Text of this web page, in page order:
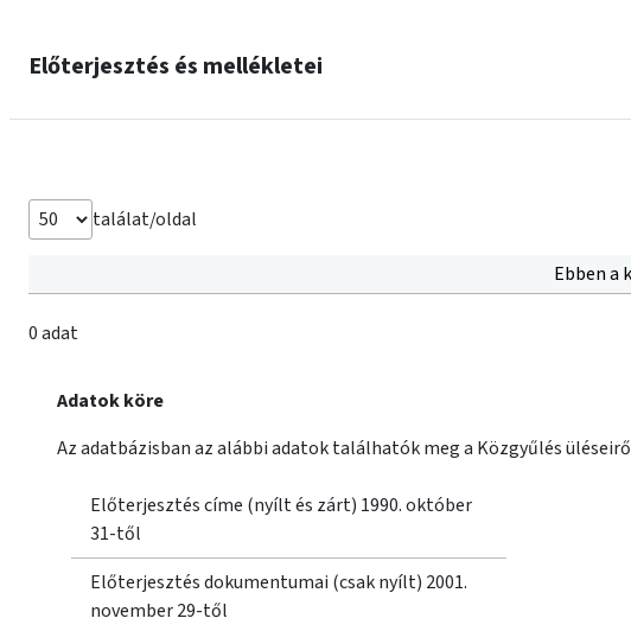
Előterjesztés és mellékletei
találat/oldal
Ebben a
0 adat
Adatok köre
Az adatbázisban az alábbi adatok találhatók meg a Közgyűlés
Előterjesztés címe (nyílt és zárt) 1990. október
31-től
Előterjesztés dokumentumai (csak nyílt) 2001.
november 29-től